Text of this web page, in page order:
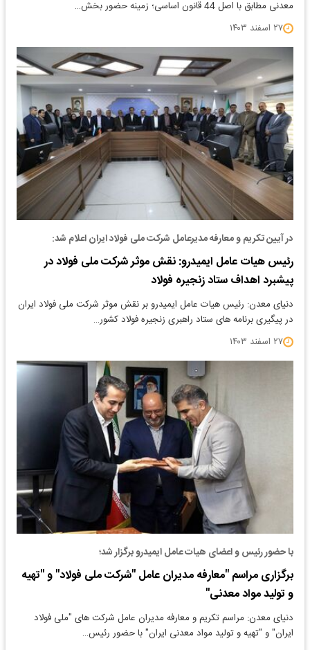
معدنی مطابق با اصل 44 قانون اساسی؛ زمینه حضور بخش…
۲۷ اسفند ۱۴۰۳
در آیین تکریم و معارفه مدیرعامل شرکت ملی فولاد ایران اعلام شد:
رئیس هیات عامل ایمیدرو: نقش موثر شرکت ملی فولاد در
پیشبرد اهداف ستاد زنجیره فولاد
دنیای معدن: رئیس هیات عامل ایمیدرو بر نقش موثر شرکت ملی فولاد ایران
در پیگیری برنامه های ستاد راهبری زنجیره فولاد کشور…
۲۷ اسفند ۱۴۰۳
با حضور رئیس و اعضای هیات عامل ایمیدرو برگزار شد؛
برگزاری مراسم "معارفه مدیران عامل "شرکت ملی فولاد" و "تهیه
و تولید مواد معدنی"
دنیای معدن: مراسم تکریم و معارفه مدیران عامل شرکت های "ملی فولاد
ایران" و "تهیه و تولید مواد معدنی ایران" با حضور رئیس…